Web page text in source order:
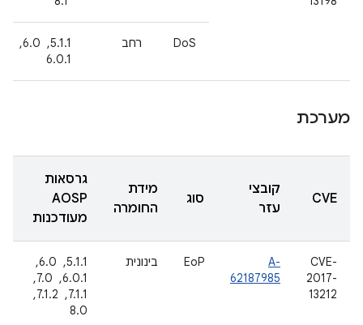
DoS רחב
5.1.1, ‏ 6.0, ‏
6.0.1
מערכת
CVE
קובצי
עזר
סוג
מידת
החומרה
גרסאות
AOSP
מעודכנות
CVE-
2017-
13212
A-
62187985
EoP בינונית
5.1.1, ‏ 6.0, ‏
6.0.1, ‏ 7.0, ‏
7.1.1, ‏ 7.1.2, ‏
8.0